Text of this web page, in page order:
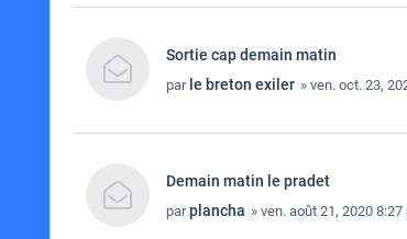
Sortie cap demain matin
par le breton exiler » ven. oct. 23,
Demain matin le pradet
parplancha » ven. août 21, 2020 8:27